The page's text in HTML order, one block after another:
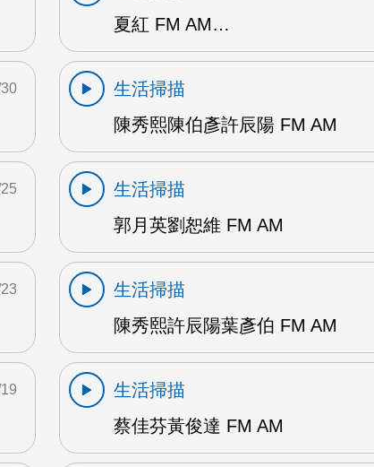
夏紅 FM AM…
生活掃描
陳秀熙陳伯彥許辰陽 FM AM
生活掃描
郭月英劉恕維 FM AM
生活掃描
陳秀熙許辰陽葉彥伯 FM AM
生活掃描
蔡佳芬黃俊達 FM AM